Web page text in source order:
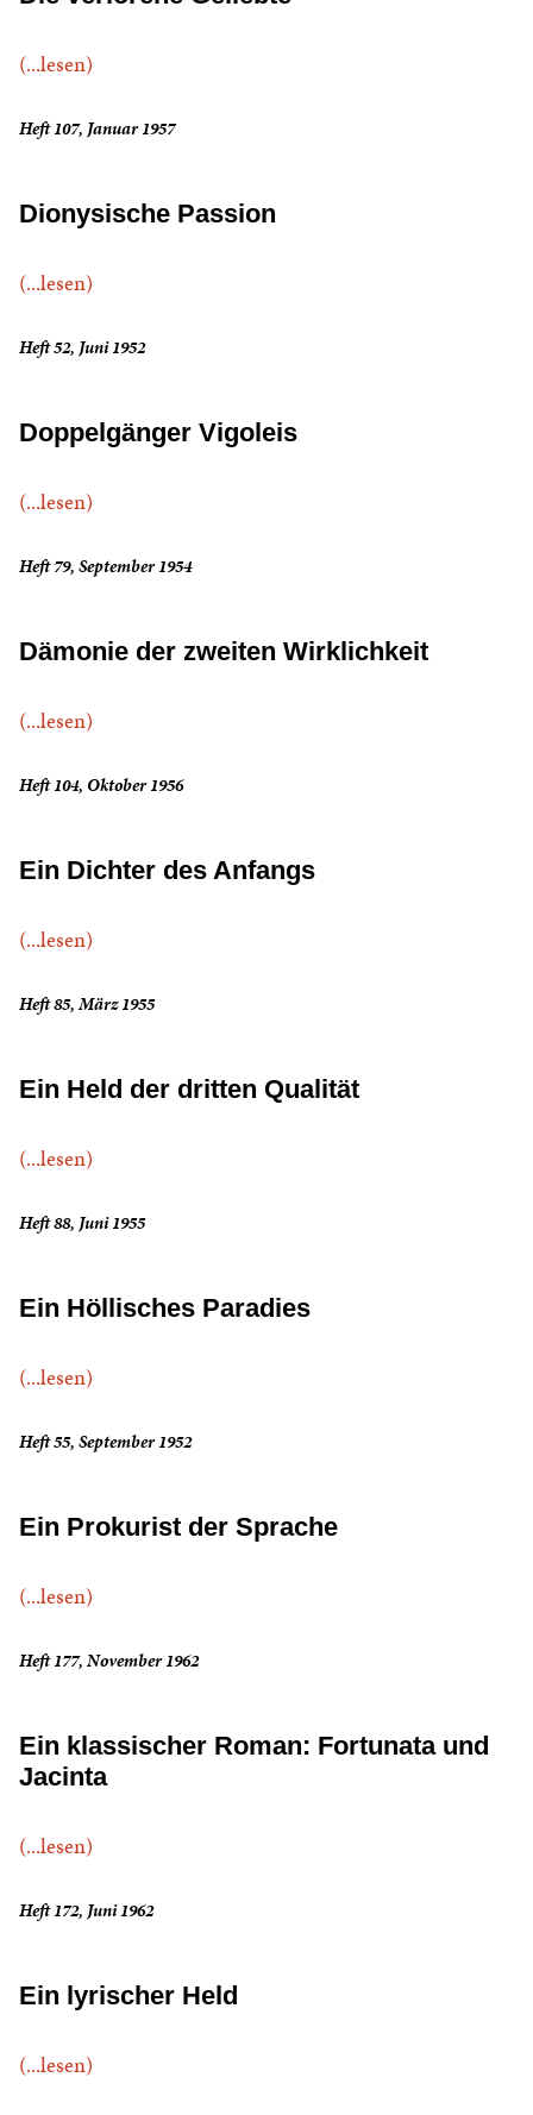
(...lesen)
Heft 107, Januar 1957
Dionysische Passion
(...lesen)
Heft 52, Juni 1952
Doppelgänger Vigoleis
(...lesen)
Heft 79, September 1954
Dämonie der zweiten Wirklichkeit
(...lesen)
Heft 104, Oktober 1956
Ein Dichter des Anfangs
(...lesen)
Heft 85, März 1955
Ein Held der dritten Qualität
(...lesen)
Heft 88, Juni 1955
Ein Höllisches Paradies
(...lesen)
Heft 55, September 1952
Ein Prokurist der Sprache
(...lesen)
Heft 177, November 1962
Ein klassischer Roman: Fortunata und
Jacinta
(...lesen)
Heft 172, Juni 1962
Ein lyrischer Held
(...lesen)